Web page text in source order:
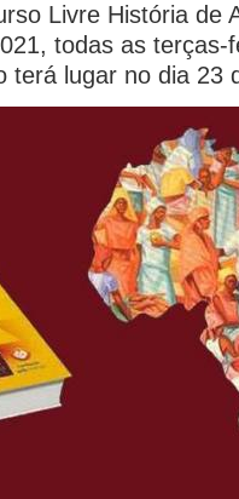
Livre História de
todas as terças-
terá lugar no dia 23